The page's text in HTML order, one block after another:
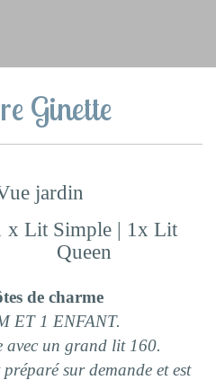
Ginette
jardin
x Lit Simple| 1x Lit
Queen
de charme
ET 1 ENFANT.
avec un grand lit 160.
sur demande et est